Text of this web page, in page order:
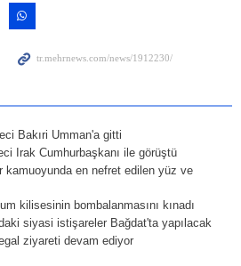
Bakıri Umman'a gitti
Irak Cumhurbaşkanı ile görüştü
kamuoyunda en nefret edilen yüz ve
kilisesinin bombalanmasını kınadı
siyasi istişareler Bağdat'ta yapılacak
ziyareti devam ediyor